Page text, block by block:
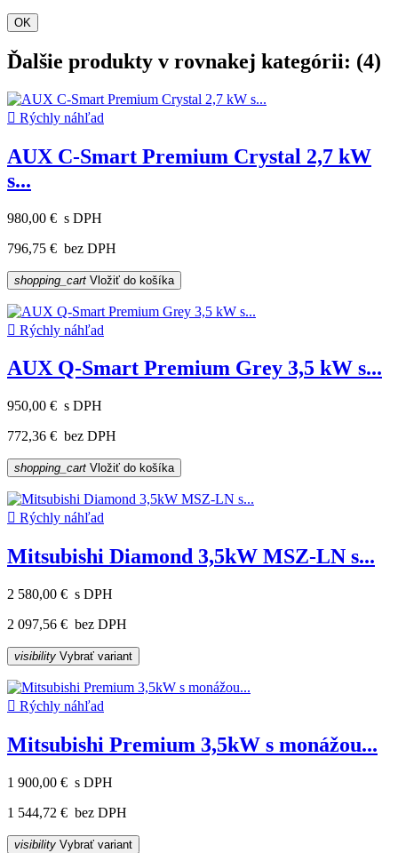
OK
Ďalšie produkty v rovnakej kategórii: (4)
 Rýchly náhľad
AUX C-Smart Premium Crystal 2,7 kW
s...
980,00 € s DPH
796,75 € bez DPH
shopping_cart Vložiť do košíka
 Rýchly náhľad
AUX Q-Smart Premium Grey 3,5 kW s...
950,00 € s DPH
772,36 € bez DPH
shopping_cart Vložiť do košíka
 Rýchly náhľad
Mitsubishi Diamond 3,5kW MSZ-LN s...
2 580,00 € s DPH
2 097,56 € bez DPH
visibility Vybrať variant
 Rýchly náhľad
Mitsubishi Premium 3,5kW s monážou...
1 900,00 € s DPH
1 544,72 € bez DPH
visibility Vybrať variant